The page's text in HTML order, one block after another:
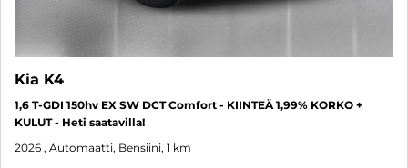
Kia K4
1,6 T-GDI 150hv EX SW DCT Comfort - KIINTEÄ 1,99% KORKO +
KULUT - Heti saatavilla!
2026 , Automaatti, Bensiini, 1 km